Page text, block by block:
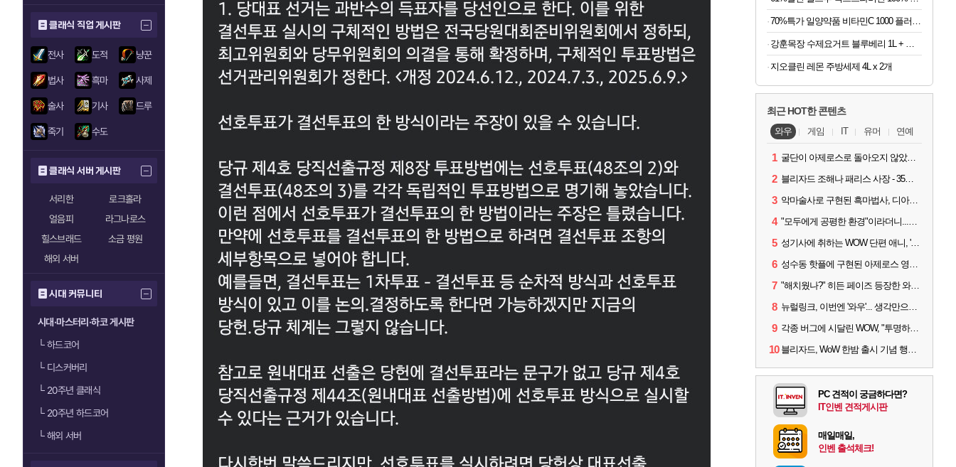
클래식 직업 게시판
전사 도적 냥꾼
법사 흑마 사제
술사 기사 드루
죽기 수도
클래식 서버 게시판
서리한
로크홀라
얼음피
라그나로스
힐스브래드
소금 평원
해외 서버
시대 커뮤니티
시대·마스터리·하코 게시판
└하드코어
└디스커버리
└20주년 클래식
└20주년 하드코어
└해외 서버
지오클린 레몬 주방세제 4L x 2개
최근 HOT한 콘텐츠
와우 게임 IT 유머 연예
1 굴단이 아제로스로 돌아오지 않았다면? 와우 클래식+ 주목
2 블리자드 조해나 패리스 사장 - 35년 역사, 그리고 비전
3 악마술사로 구현된 흑마법사, 디아4 x 와우 콜라보 살펴보기
4 "모두에게 공평한 환경"이라더니...여전히 살아있는 애드온
5 성기사에 취하는 WOW 단편 애니, '신성한 모든 것'
6 성수동 핫플에 구현된 아제로스 영웅들의 안식처, WoW 홈스윗홈
7 "해치웠나?" 히든 페이즈 등장한 와우 '한밤', 세계 최초 킬은 '팀 리퀴드'
8 뉴럴링크, 이번엔 '와우'... 생각만으로 게임하는 시대 성큼
9 각종 버그에 시달린 WOW, "투명하고 신속한 소통과 대응 약속"
10 블리자드, WoW 한밤 출시 기념 행사 '홈스윗홈' 28일 개최
PC 견적이 궁금하다면?
IT인벤 견적게시판
매일매일,
인벤 출석체크!